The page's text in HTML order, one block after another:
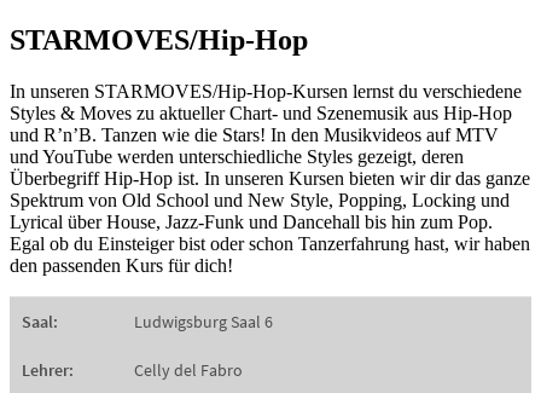
STARMOVES/Hip-Hop
In unseren STARMOVES/Hip-Hop-Kursen lernst du verschiedene
Styles & Moves zu aktueller Chart- und Szenemusik aus Hip-Hop
und R’n’B. Tanzen wie die Stars! In den Musikvideos auf MTV
und YouTube werden unterschiedliche Styles gezeigt, deren
Überbegriff Hip-Hop ist. In unseren Kursen bieten wir dir das ganze
Spektrum von Old School und New Style, Popping, Locking und
Lyrical über House, Jazz-Funk und Dancehall bis hin zum Pop.
Egal ob du Einsteiger bist oder schon Tanzerfahrung hast, wir haben
den passenden Kurs für dich!